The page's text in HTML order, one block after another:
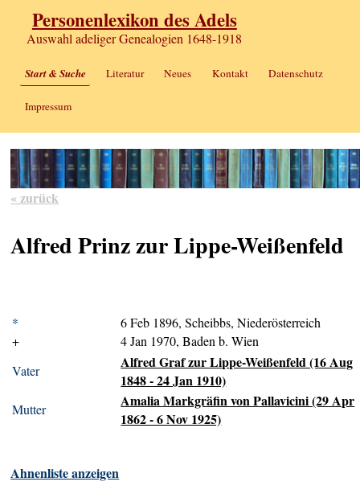
Personenlexikon des Adels
Auswahl adeliger Genealogien 1648-1918
Start & Suche Literatur Neues Kontakt Datenschutz
Impressum
« zurück
Alfred Prinz zur Lippe-Weißenfeld
*
6 Feb 1896, Scheibbs, Niederösterreich
+
4 Jan 1970, Baden b. Wien
Vater
Alfred Graf zur Lippe-Weißenfeld (16 Aug
1848 - 24 Jan 1910)
Mutter
Amalia Markgräfin von Pallavicini (29 Apr
1862 - 6 Nov 1925)
Ahnenliste anzeigen